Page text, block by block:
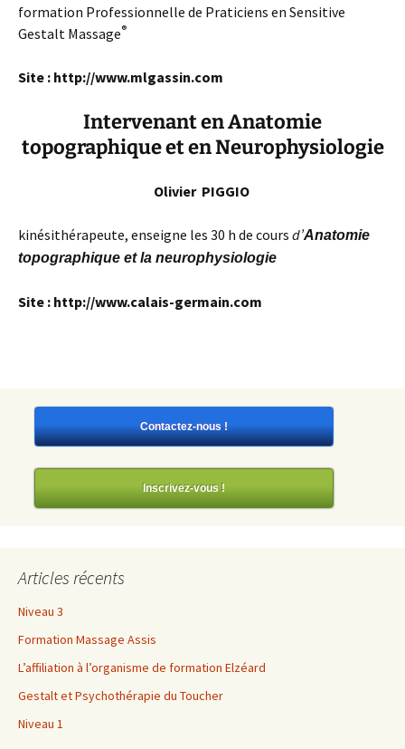
formation Professionnelle de Praticiens en Sensitive
Gestalt Massage®
Site : http://www.mlgassin.com
Intervenant en Anatomie
topographique et en Neurophysiologie
Olivier PIGGIO
kinésithérapeute, enseigne les 30 h de cours d’Anatomie
topographique et la neurophysiologie
Site : http://www.calais-germain.com
Contactez-nous !
Inscrivez-vous !
Articles récents
Niveau 3
Formation Massage Assis
L’affiliation à l’organisme de formation Elzéard
Gestalt et Psychothérapie du Toucher
Niveau 1